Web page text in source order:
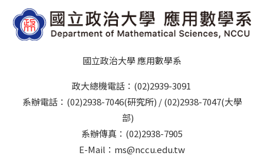
國立政治大學 應用數學系
政大總機電話：(02)2939-3091
系辦電話：(02)2938-7046(研究所) / (02)2938-7047(大學
部)
系辦傳真：(02)2938-7905
E-Mail：ms@nccu.edu.tw